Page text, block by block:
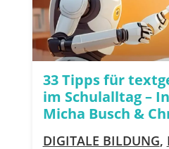
33 Tipps für
im Schulalltag –
Micha Busch &
DIGITALE BILDUNG,